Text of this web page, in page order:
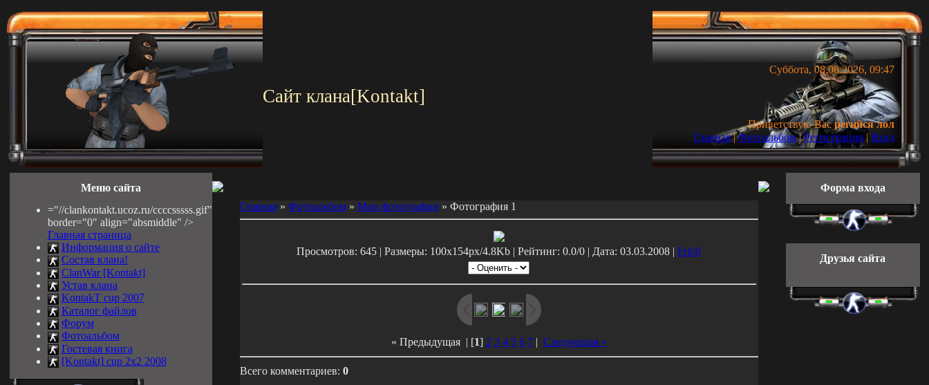
Суббота, 08.08.2026, 09:47
Сайт клана[Kontakt]
Приветствую Васрегийся лол
Главная|Фотоальбом|Регистрация | Вход
Меню сайта
="//clankontakt.ucoz.ru/ccccsssss.gif"
border="0" align="absmiddle" />
Главная страница
Информация о сайте
Состав клана!
ClanWar [Kontakt]
Устав клана
KontakT cup 2007
Каталог файлов
Форум
Фотоальбом
Гостевая книга
[Kontakt] cup 2x2 2008
Главная» Фотоальбом» Мои фотографии » Фотография 1
Просмотров: 645 | Размеры: 100x154px/4.8Kb | Рейтинг: 0.0/0 | Дата: 03.03.2008 | FrIc0
« Предыдущая| [1] 2 3 4 5 6 7| Следующая »
Всего комментариев: 0
Форма входа
Друзья сайта